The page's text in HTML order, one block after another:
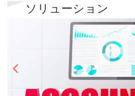
ソリューション